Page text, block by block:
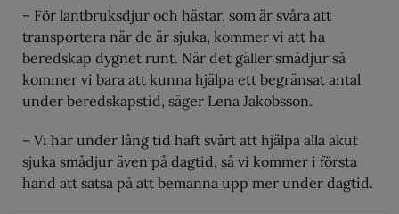
– För lantbruksdjur och hästar, som är svåra att
transportera när de är sjuka, kommer vi att ha
beredskap dygnet runt. När det gäller smådjur så
kommer vi bara att kunna hjälpa ett begränsat antal
under beredskapstid, säger Lena Jakobsson.
– Vi har under lång tid haft svårt att hjälpa alla akut
sjuka smådjur även på dagtid, så vi kommer i första
hand att satsa på att bemanna upp mer under dagtid.